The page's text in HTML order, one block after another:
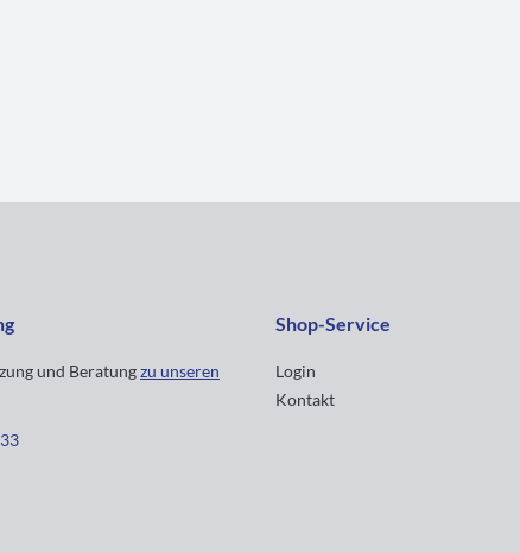
und Beratungzu unseren
Shop-Service
Login
Kontakt